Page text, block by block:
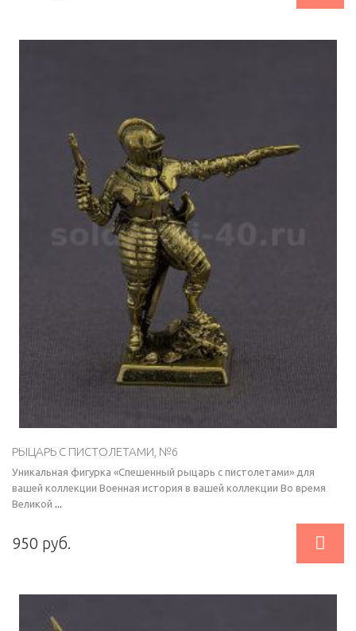
РЫЦАРЬ С ПИСТОЛЕТАМИ, №6
Уникальная фигурка «Спешенный рыцарь с пистолетами» для
вашей коллекции Военная история в вашей коллекции Во время
Великой ...
950 руб. 